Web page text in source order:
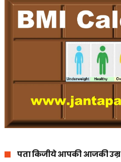
पता किजीये आपकी आजकी उम्र